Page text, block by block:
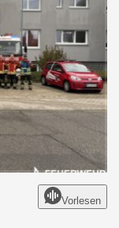
Vorlesen